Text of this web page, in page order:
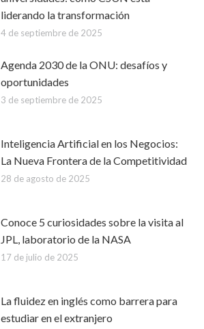
liderando la transformación
4 de septiembre de 2025
Agenda 2030 de la ONU: desafíos y
oportunidades
3 de septiembre de 2025
Inteligencia Artificial en los Negocios:
La Nueva Frontera de la Competitividad
28 de agosto de 2025
Conoce 5 curiosidades sobre la visita al
JPL, laboratorio de la NASA
17 de julio de 2025
La fluidez en inglés como barrera para
estudiar en el extranjero